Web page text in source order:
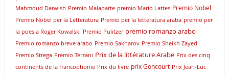
Mahmoud Darwish Premio Malaparte premio Mario Lattes Premio Nobel
Premio Nobel per la Letteratura Premio per la letteratura araba premio per
la poesia Roger Kowalski Premio Pulitzer premio romanzo arabo
Premio romanzo breve arabo Premio Sakharov Premio Sheikh Zayed
Premio Strega Premio Terzani Prix de la littérature Arabe Prix des cinq
continents de la francophonie Prix du livre prix Goncourt Prix Jean-Luc